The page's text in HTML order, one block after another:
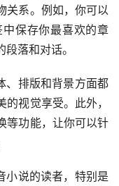
关系。例如，你可以
保存你最喜欢的章
落和对话。
、排版和背景方面都
视觉享受。此外，
等功能，让你可以针
小说的读者，特别是